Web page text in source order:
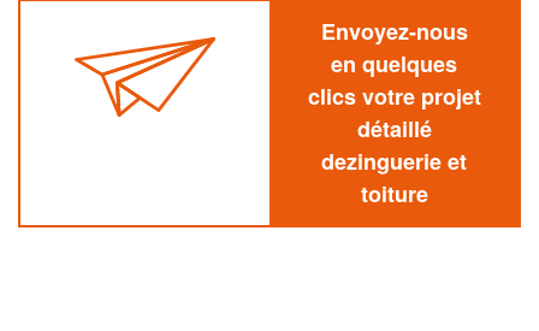
Envoyez-nous
en quelques
clics votre projet
détaillé
dezinguerie et
toiture